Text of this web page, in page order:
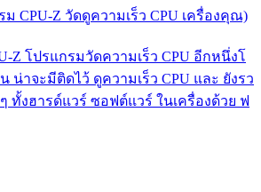
ม CPU-Z วัดดูความเร็ว CPU เครื่องคุณ)
Z โปรแกรมวัดความเร็ว CPU อีกหนึ่งโ
น่าจะมีติดไว้ ดูความเร็ว CPU และ ยังรว
ทั้งฮารด์แวร์ ซอฟต์แวร์ ในเครื่องด้วย ฟ